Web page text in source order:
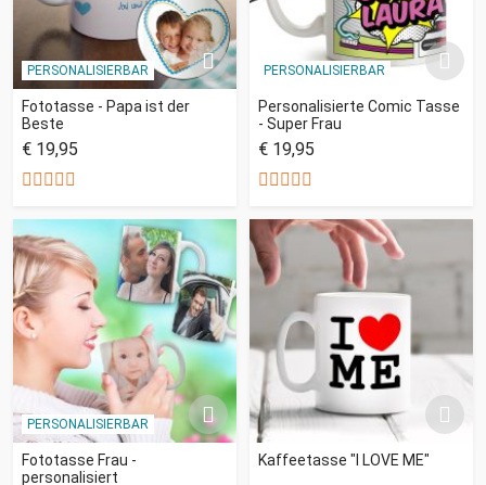
PERSONALISIERBAR
Fototasse - Papa ist der
Beste
€ 19,95
PERSONALISIERBAR
Personalisierte Comic Tasse
- Super Frau
€ 19,95
PERSONALISIERBAR
Fototasse Frau -
personalisiert
Kaffeetasse "I LOVE ME"